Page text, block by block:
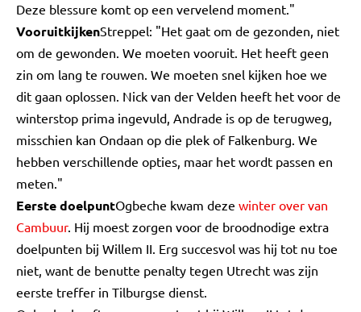
Deze blessure komt op een vervelend moment."
VooruitkijkenStreppel: "Het gaat om de gezonden, niet
om de gewonden. We moeten vooruit. Het heeft geen
zin om lang te rouwen. We moeten snel kijken hoe we
dit gaan oplossen. Nick van der Velden heeft het voor de
winterstop prima ingevuld, Andrade is op de terugweg,
misschien kan Ondaan op die plek of Falkenburg. We
hebben verschillende opties, maar het wordt passen en
meten."
Eerste doelpuntOgbeche kwam deze winter over van
Cambuur. Hij moest zorgen voor de broodnodige extra
doelpunten bij Willem II. Erg succesvol was hij tot nu toe
niet, want de benutte penalty tegen Utrecht was zijn
eerste treffer in Tilburgse dienst.